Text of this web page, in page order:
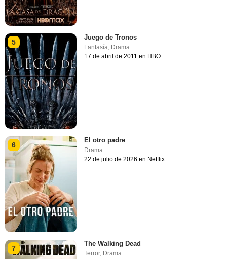
5
Juego de Tronos
Fantasía, Drama
17 de abril de 2011 en HBO
6
El otro padre
Drama
22 de julio de 2026 en Netflix
7
The Walking Dead
Terror, Drama